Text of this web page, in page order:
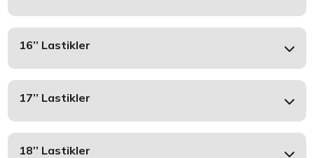
16’’ Lastikler
17’’ Lastikler
18’’ Lastikler